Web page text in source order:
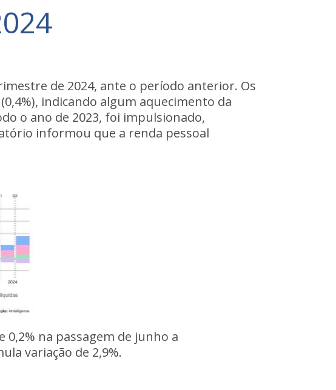
de 2024, ante o período anterior. Os
indicando algum aquecimento da
o ano de 2023, foi impulsionado,
informou que a renda pessoal
0,2% na passagem de junho a
variação de 2,9%.